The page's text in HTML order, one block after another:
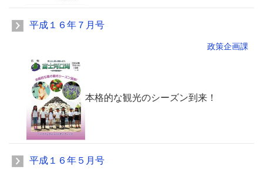
平成１６年７月号
政策企画課
本格的な観光のシーズン到来！
平成１６年５月号